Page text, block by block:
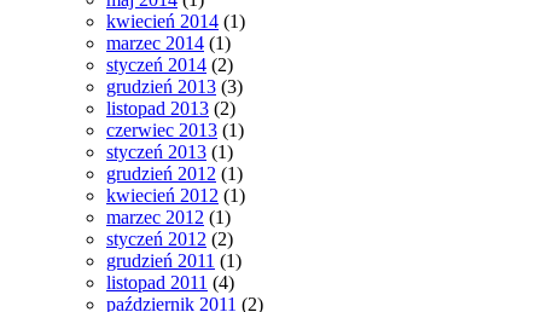
kwiecień 2014 (1)
marzec 2014 (1)
styczeń 2014 (2)
grudzień 2013 (3)
listopad 2013 (2)
czerwiec 2013 (1)
styczeń 2013 (1)
grudzień 2012 (1)
kwiecień 2012 (1)
marzec 2012 (1)
styczeń 2012 (2)
grudzień 2011 (1)
listopad 2011 (4)
październik 2011 (2)